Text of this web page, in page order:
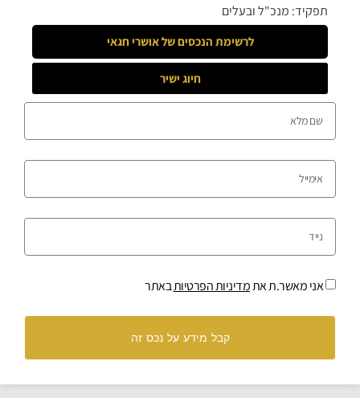
תפקיד: מנכ"ל ובעלים
לרשימת הנכסים שלאושרי חגאי
חיוג ישיר
אני מאשר.ת אתמדיניות הפרטיותבאתר
קבל מידע על נכס זה